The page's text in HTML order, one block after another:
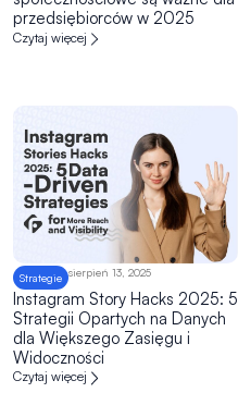
przedsiębiorców w 2025
Czytaj więcej
Strategie sierpień 13, 2025
Instagram Story Hacks 2025: 5
Strategii Opartych na Danych
dla Większego Zasięgu i
Widoczności
Czytaj więcej